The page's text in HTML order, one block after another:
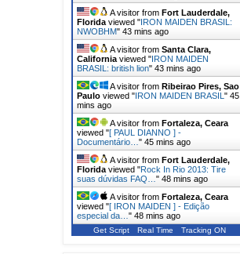
A visitor from Fort Lauderdale,
Florida viewed "IRON MAIDEN BRASIL:
NWOBHM" 43 mins ago
A visitor from Santa Clara,
California viewed "IRON MAIDEN
BRASIL: british lion" 43 mins ago
A visitor from Ribeirao Pires, Sao
Paulo viewed "IRON MAIDEN BRASIL " 45
mins ago
A visitor from Fortaleza, Ceara
viewed "[ PAUL DIANNO ] -
Documentário… " 45 mins ago
A visitor from Fort Lauderdale,
Florida viewed "Rock In Rio 2013: Tire
suas dúvidas FAQ… " 48 mins ago
A visitor from Fortaleza, Ceara
viewed "[ IRON MAIDEN ] - Edição
especial da… " 48 mins ago
Get Script Real Time Tracking ON